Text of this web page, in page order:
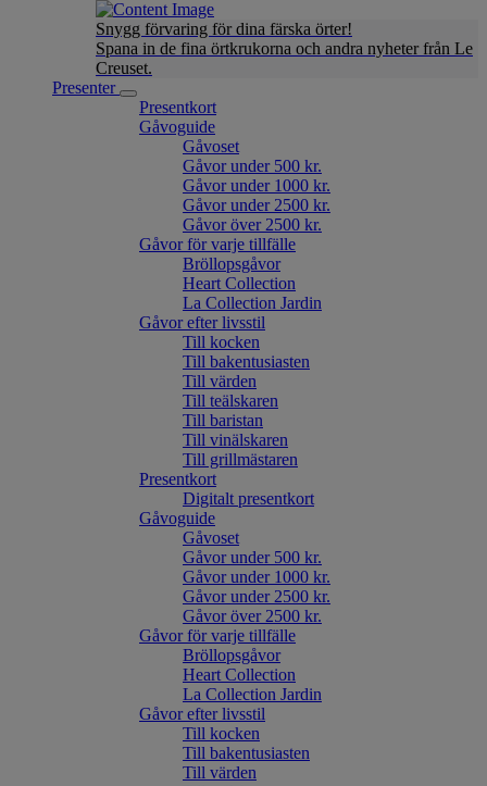
Snygg förvaring för dina färska örter!
Spana in de fina örtkrukorna och andra nyheter från Le
Creuset.
Presenter
Presentkort
Gåvoguide
Gåvoset
Gåvor under 500 kr.
Gåvor under 1000 kr.
Gåvor under 2500 kr.
Gåvor över 2500 kr.
Gåvor för varje tillfälle
Bröllopsgåvor
Heart Collection
La Collection Jardin
Gåvor efter livsstil
Till kocken
Till bakentusiasten
Till värden
Till teälskaren
Till baristan
Till vinälskaren
Till grillmästaren
Presentkort
Digitalt presentkort
Gåvoguide
Gåvoset
Gåvor under 500 kr.
Gåvor under 1000 kr.
Gåvor under 2500 kr.
Gåvor över 2500 kr.
Gåvor för varje tillfälle
Bröllopsgåvor
Heart Collection
La Collection Jardin
Gåvor efter livsstil
Till kocken
Till bakentusiasten
Till värden